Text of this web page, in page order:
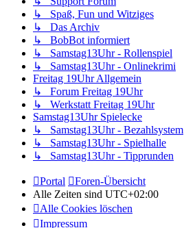
↳ Spaß, Fun und Witziges
↳ Das Archiv
↳ BobBot informiert
↳ Samstag13Uhr - Rollenspiel
↳ Samstag13Uhr - Onlinekrimi
Freitag 19Uhr Allgemein
↳ Forum Freitag 19Uhr
↳ Werkstatt Freitag 19Uhr
Samstag13Uhr Spielecke
↳ Samstag13Uhr - Bezahlsystem
↳ Samstag13Uhr - Spielhalle
↳ Samstag13Uhr - Tipprunden
Portal
Foren-Übersicht
Alle Zeiten sind UTC+02:00
Alle Cookies löschen
Impressum